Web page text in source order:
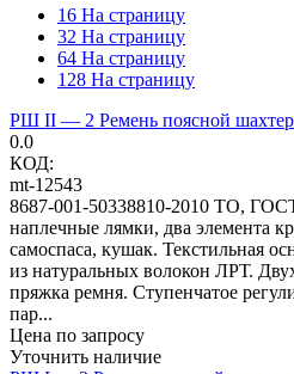
16 На страницу
32 На страницу
64 На страницу
128 На страницу
РШ II — 2 Ремень поясной
0.0
КОД:
mt-12543
8687-001-50338810-2010 ТО,
наплечные лямки, два элемента
самоспаса, кушак. Текстильная
из натуральных волокон ЛРТ.
пряжка ремня. Ступенчатое
пар...
Цена по запросу
Уточнить наличие